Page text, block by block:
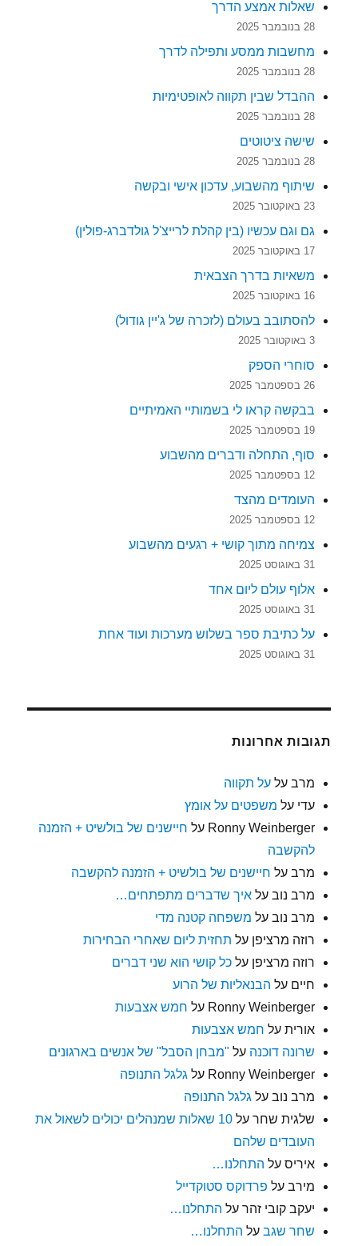
שאלות אמצע הדרך
28 בנובמבר 2025
מחשבות ממסע ותפילה לדרך
28 בנובמבר 2025
ההבדל שבין תקווה לאופטימיות
28 בנובמבר 2025
שישה ציטוטים
28 בנובמבר 2025
שיתוף מהשבוע, עדכון אישי ובקשה
23 באוקטובר 2025
גם וגם עכשיו (בין קהלת לרייצ'ל גולדברג-פולין)
17 באוקטובר 2025
משאיות בדרך הצבאית
16 באוקטובר 2025
להסתובב בעולם (לזכרה של ג'יין גודול)
3 באוקטובר 2025
סוחרי הספק
26 בספטמבר 2025
בבקשה קראו לי בשמותיי האמיתיים
19 בספטמבר 2025
סוף, התחלה ודברים מהשבוע
12 בספטמבר 2025
העומדים מהצד
12 בספטמבר 2025
צמיחה מתוך קושי + רגעים מהשבוע
31 באוגוסט 2025
אלוף עולם ליום אחד
31 באוגוסט 2025
על כתיבת ספר בשלוש מערכות ועוד אחת
31 באוגוסט 2025
תגובות אחרונות
מרב עלעל תקווה
עדי על משפטים על אומץ
Ronny Weinberger על חיישנים של בולשיט + הזמנה
להקשבה
מרב על חיישנים של בולשיט + הזמנה להקשבה
מרב נוב עלאיך שדברים מתפתחים…
מרב נוב על משפחה קטנה מדי
רוזה מרציפן על תחזית ליום שאחרי הבחירות
רוזה מרציפן עלכל קושי הוא שני דברים
חיים על הבנאליות של הרוע
Ronny Weinberger על חמש אצבעות
אורית על חמש אצבעות
שרונה דוכנה על "מבחן הסבל" של אנשים בארגונים
Ronny Weinberger על גלגל התנופה
מרב נוב על גלגל התנופה
שלגית שחר על
10 שאלות שמנהלים יכולים לשאול את
העובדים שלהם
איריס על התחלנו…
מירב על פרדוקס סטוקדייל
יעקב קובי זהר על התחלנו…
שחר שגב על התחלנו…